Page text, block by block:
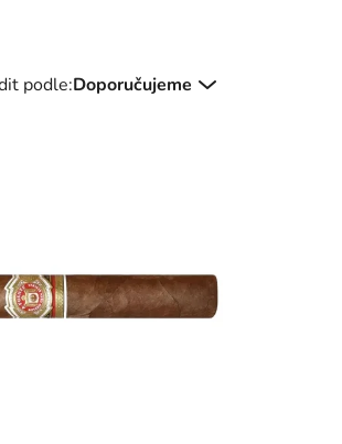
podle:Doporučujeme